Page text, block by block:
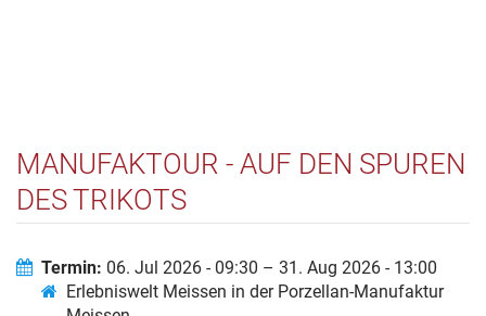
MANUFAKTOUR - AUF DEN SPUREN
DES TRIKOTS
Termin: 06. Jul 2026 - 09:30 – 31. Aug 2026 - 13:00
Erlebniswelt Meissen in der Porzellan-Manufaktur